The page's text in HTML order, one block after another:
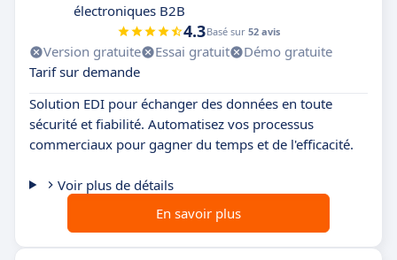
électroniques B2B
4.3Basé sur 52 avis
Version gratuite Essai gratuit
Démo gratuite
Tarif sur demande
Solution EDI pour échanger des données en toute
sécurité et fiabilité. Automatisez vos processus
commerciaux pour gagner du temps et de l'efficacité.
Voir plus de détails
En savoir plus